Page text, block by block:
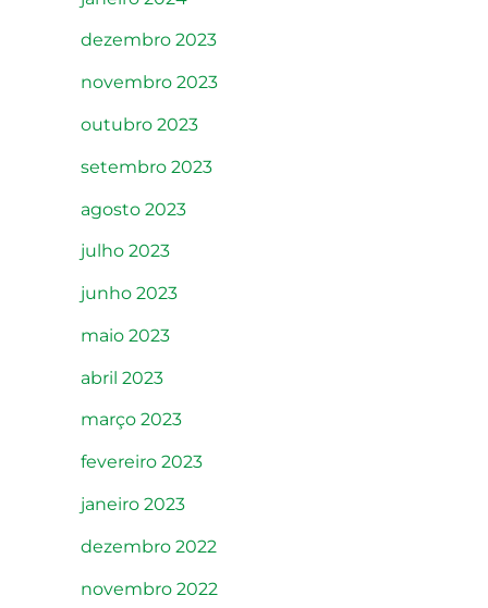
dezembro 2023
novembro 2023
outubro 2023
setembro 2023
agosto 2023
julho 2023
junho 2023
maio 2023
abril 2023
março 2023
fevereiro 2023
janeiro 2023
dezembro 2022
novembro 2022